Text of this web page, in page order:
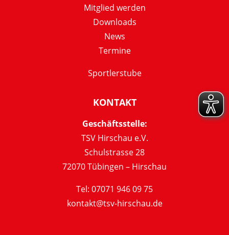
Mitglied werden
Downloads
News
Termine
Sportlerstube
KONTAKT
Geschäftsstelle:
TSV Hirschau e.V.
Schulstrasse 28
72070 Tübingen – Hirschau
Tel: 07071 946 09 75
kontakt@tsv-hirschau.de